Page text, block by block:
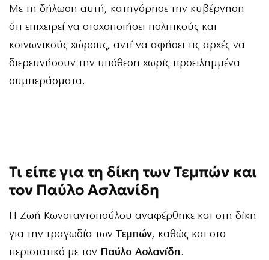
Με τη δήλωση αυτή, κατηγόρησε την κυβέρνηση
ότι επιχειρεί να στοχοποιήσει πολιτικούς και
κοινωνικούς χώρους, αντί να αφήσει τις αρχές να
διερευνήσουν την υπόθεση χωρίς προειλημμένα
συμπεράσματα.
Τι είπε για τη δίκη των Τεμπών και
τον Παύλο Ασλανίδη
Η Ζωή Κωνσταντοπούλου αναφέρθηκε και στη δίκη
για την τραγωδία των Τεμπών, καθώς και στο
περιστατικό με τον Παύλο Ασλανίδη.